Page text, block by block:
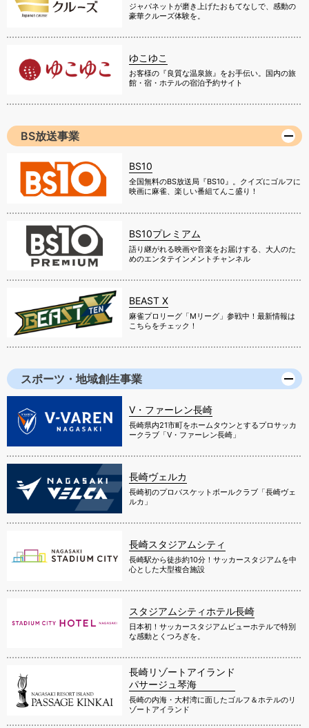
ジャパネットが磨き上げたおもてなしで、感動の
豪華クルーズ体験を。
ゆこゆこ
お客様の『良質な温泉旅』をお手伝い。国内の旅
館・宿・ホテルの宿泊予約サイト
BS放送事業
BS10
全国無料のBS放送局『BS10』。クイズにゴルフに
映画に麻雀、楽しい番組てんこ盛り！
BS10プレミアム
語り継がれる映画や音楽をお届けする、大人のた
めのエンタテインメントチャンネル
BEAST X
麻雀プロリーグ「Mリーグ」参戦中！最新情報は
こちらをチェック！
スポーツ・地域創生事業
V・ファーレン長崎
長崎県内21市町をホームタウンとするプロサッカ
ークラブ「V・ファーレン長崎」
長崎ヴェルカ
長崎初のプロバスケットボールクラブ「長崎ヴェ
ルカ」
長崎スタジアムシティ
長崎駅から徒歩約10分！サッカースタジアムを中
心とした大型複合施設
スタジアムシティホテル長崎
日本初！サッカースタジアムビューホテルで特別
な感動とくつろぎを。
長崎リゾートアイランド
パサージュ琴海
長崎の内海・大村湾に面したゴルフ＆ホテルのリ
ゾートアイランド